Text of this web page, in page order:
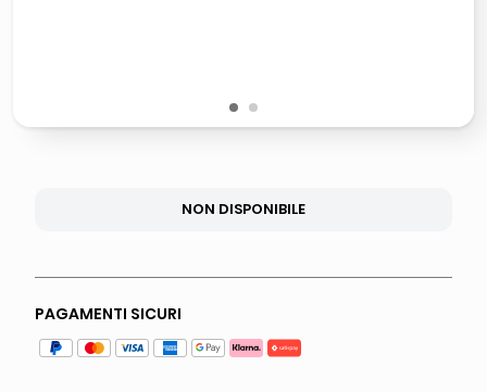
1 2
NON DISPONIBILE
PAGAMENTI SICURI